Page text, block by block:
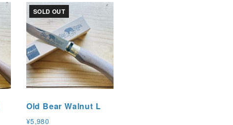
SOLD OUT
Old Bear Walnut L
¥5,980